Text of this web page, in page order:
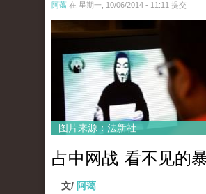
阿蔼 在 星期一, 10/06/2014 - 11:11 提交
anp-25398470.jpg
图片来源：法新社
占中网战 看不见的
文/ 阿蔼